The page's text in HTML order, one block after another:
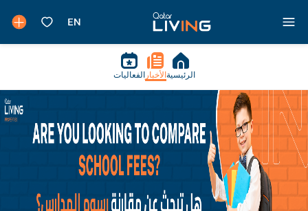
الرئيسية الأخبار الفعاليات